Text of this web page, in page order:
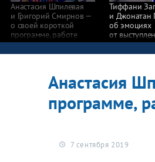
Анастасия Шпилевая
и Григорий Смирнов —
о своей короткой
программе, работе
в межсезонье и планах
на сезон
Тиффани
и Джонатан
об эмоциях
от
и успехах в
сезоне
Анастасия
программе,
7 сентября 2019